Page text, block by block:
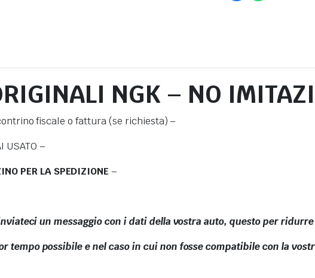
NGK – NO
fiscale o fattura (se richiesta) –
USATO –
PER LA SPEDIZIONE –
un messaggio con i dati della vostra auto, questo per
tempo possibile e nel caso in cui non fosse compatibile con la